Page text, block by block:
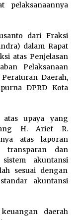
Percepat
Maluku Utara
HUT
ke-81
pelaksanaannya
dari Fraksi
dalam Rapat
atas Penjelasan
Pelaksanaan
Daerah,
DPRD Kota
atas upaya yang
H. Arief R.
atas laporan
transparan dan
akuntansi
sesuai dengan
akuntansi
daerah